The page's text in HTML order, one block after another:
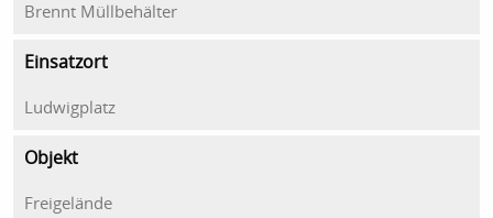
Brennt Müllbehälter
Einsatzort
Ludwigplatz
Objekt
Freigelände